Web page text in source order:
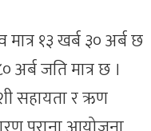
१३ खर्ब ३० अर्ब छ
अर्ब जति मात्र छ ।
सहायता र ऋण